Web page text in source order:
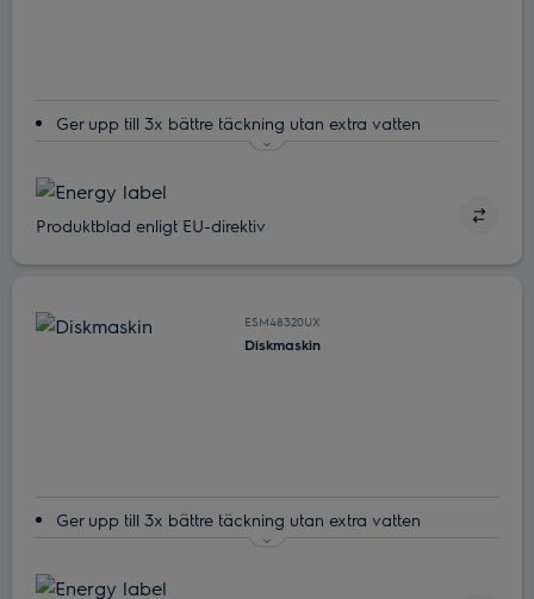
Ger upp till 3x bättre täckning utan extra vatten
SatelliteClean®. Komplett rengöring. Utan att extra vatten
används
Alla dina bestick kan diskas på en gång med MaxiFlex
Produktblad enligt EU-direktiv
ESM48320UX
Diskmaskin
Ger upp till 3x bättre täckning utan extra vatten
SatelliteClean®. Komplett rengöring. Utan att extra vatten
används